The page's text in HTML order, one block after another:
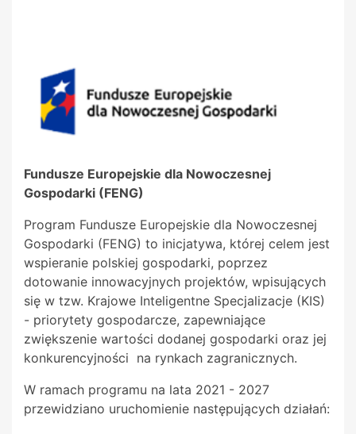
Fundusze Europejskie dla Nowoczesnej
Gospodarki (FENG)
Program Fundusze Europejskie dla Nowoczesnej
Gospodarki (FENG) to inicjatywa, której celem jest
wspieranie polskiej gospodarki, poprzez
dotowanie innowacyjnych projektów, wpisujących
się w tzw. Krajowe Inteligentne Specjalizacje (KIS)
- priorytety gospodarcze, zapewniające
zwiększenie wartości dodanej gospodarki oraz jej
konkurencyjności na rynkach zagranicznych.
W ramach programu na lata 2021 - 2027
przewidziano uruchomienie następujących działań: